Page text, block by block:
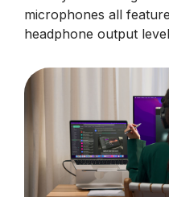
microphones all
headphone output